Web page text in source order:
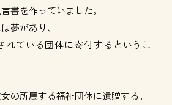
書を作っていました。
夢があり、
れている団体に寄付するというこ
の所属する福祉団体に遺贈する。